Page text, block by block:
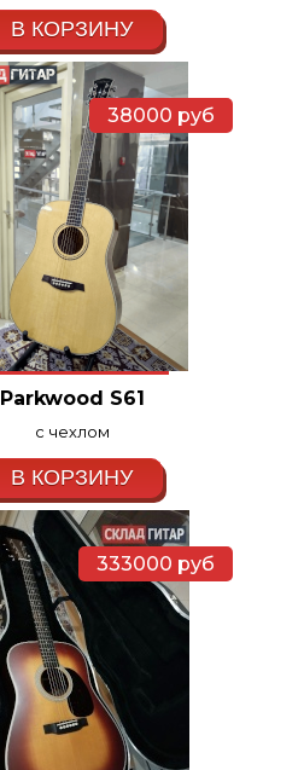
В КОРЗИНУ
38000 руб
Parkwood S61
с чехлом
В КОРЗИНУ
333000 руб